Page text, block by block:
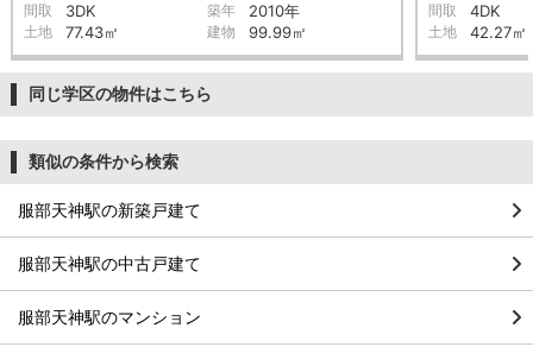
間取 3DK 築年 2010年
土地 77.43㎡ 建物 99.99㎡
間取 4DK
土地 42.27㎡
同じ学区の物件はこちら
類似の条件から検索
服部天神駅の新築戸建て
服部天神駅の中古戸建て
服部天神駅のマンション